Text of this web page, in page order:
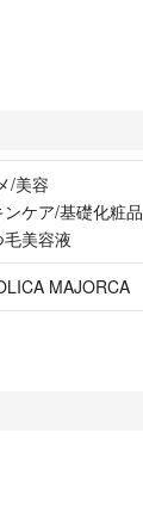
/美容
ンケア/基礎化粧品
毛美容液
MAJORCA